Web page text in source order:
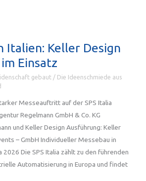
Italien: Keller Design
Einsatz
gebaut / Die Ideenschmiede aus
Messeauftritt auf der SPS Italia
Regelmann GmbH & Co. KG
und Keller Design Ausführung: Keller
– GmbH Individueller Messebau in
2026 Die SPS Italia zählt zu den führenden
Automatisierung in Europa und findet